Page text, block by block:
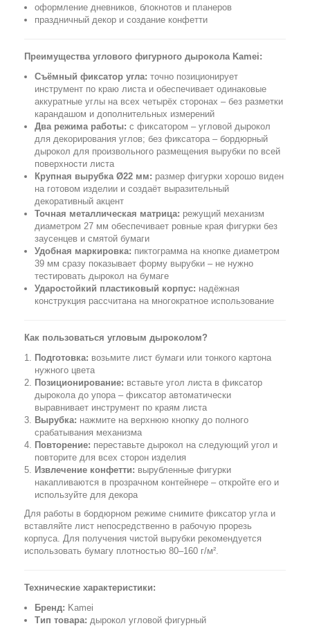
оформление дневников, блокнотов и планеров
праздничный декор и создание конфетти
Преимущества углового фигурного дырокола Kamei:
Съёмный фиксатор угла: точно позиционирует
инструмент по краю листа и обеспечивает одинаковые
аккуратные углы на всех четырёх сторонах – без разметки
карандашом и дополнительных измерений
Два режима работы: с фиксатором – угловой дырокол
для декорирования углов; без фиксатора – бордюрный
дырокол для произвольного размещения вырубки по всей
поверхности листа
Крупная вырубка Ø22 мм: размер фигурки хорошо виден
на готовом изделии и создаёт выразительный
декоративный акцент
Точная металлическая матрица: режущий механизм
диаметром 27 мм обеспечивает ровные края фигурки без
заусенцев и смятой бумаги
Удобная маркировка: пиктограмма на кнопке диаметром
39 мм сразу показывает форму вырубки – не нужно
тестировать дырокол на бумаге
Ударостойкий пластиковый корпус: надёжная
конструкция рассчитана на многократное использование
Как пользоваться угловым дыроколом?
Подготовка: возьмите лист бумаги или тонкого картона
нужного цвета
Позиционирование: вставьте угол листа в фиксатор
дырокола до упора – фиксатор автоматически
выравнивает инструмент по краям листа
Вырубка: нажмите на верхнюю кнопку до полного
срабатывания механизма
Повторение: переставьте дырокол на следующий угол и
повторите для всех сторон изделия
Извлечение конфетти: вырубленные фигурки
накапливаются в прозрачном контейнере – откройте его и
используйте для декора
Для работы в бордюрном режиме снимите фиксатор угла и
вставляйте лист непосредственно в рабочую прорезь
корпуса. Для получения чистой вырубки рекомендуется
использовать бумагу плотностью 80–160 г/м².
Технические характеристики:
Бренд: Kamei
Тип товара: дырокол угловой фигурный